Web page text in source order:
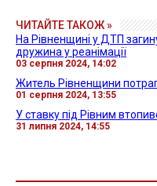
ЧИТАЙТЕ ТАКОЖ »
На Рівненщині у ДТП
дружина у реанімації
03 серпня 2024, 14:02
Житель Рівненщини
01 серпня 2024, 13:55
У ставку під Рівним
31 липня 2024, 14:55